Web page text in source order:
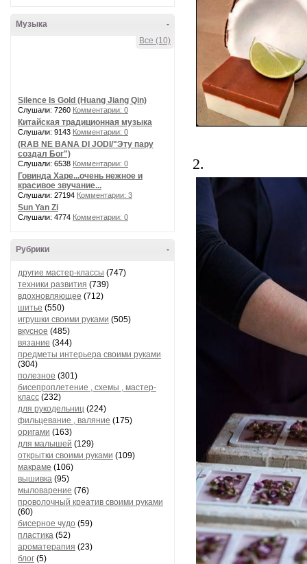
-
Музыка
Все (10)
Silence Is Gold (Huang Jiang Qin)
Слушали: 7260 Комментарии: 0
Китайская традиционная музыка
Слушали: 9143 Комментарии: 0
(RAB NE BANA DI JODI/"Эту пару
создал Бог")
Слушали: 6538 Комментарии: 0
Говинда Харе...очень нежное и
красивое звучание...
Слушали: 27194 Комментарии: 3
Sun Yan Zi
Слушали: 4774 Комментарии: 0
-
Рубрики
другие мастер-классы (747)
техники развития (739)
вдохновляющее (712)
шитье (550)
игрушки своими руками (505)
вкусное (485)
вязание (344)
предметы интерьера своими руками
(304)
полезное (301)
бисепроплетение , схемы , мастер-
класс (232)
для рукодельниц (224)
фильцевание , валяние (175)
оригами (163)
для малышей (129)
открытки своими руками (109)
макраме (106)
вышивка (95)
мыловарение (76)
проволочный креатив своими руками
(60)
бисерное чудо (59)
пластика (52)
ароматерапия (23)
блог (5)
2.